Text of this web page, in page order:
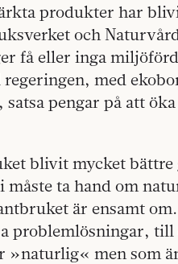
produkter har
och
få eller inga
med
pengar på att
blivit mycket bättre
ta hand om
är ensamt
problemlösningar, till
»naturlig« men som